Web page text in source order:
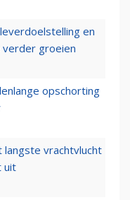
en
groeien
opschorting
langste vrachtvlucht
uit